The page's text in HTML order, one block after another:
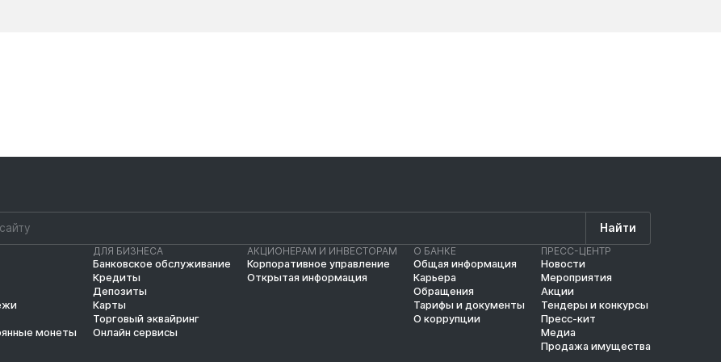
Найти
монеты
ДЛЯ БИЗНЕСА
Банковское обслуживание
Кредиты
Депозиты
Карты
Торговый эквайринг
Онлайн сервисы
АКЦИОНЕРАМ И ИНВЕСТОРАМ
Корпоративное управление
Открытая информация
О БАНКЕ
Общая информация
Карьера
Обращения
Тарифы и документы
О коррупции
ПРЕСС-ЦЕНТР
Новости
Мероприятия
Акции
Тендеры и конкурсы
Пресс-кит
Медиа
Продажа имущества